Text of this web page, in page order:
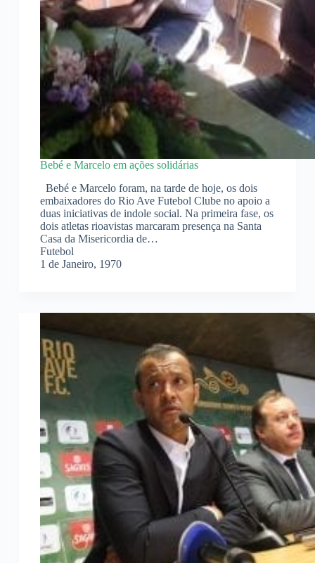
Bebé e Marcelo em ações solidárias
Bebé e Marcelo foram, na tarde de hoje, os dois
embaixadores do Rio Ave Futebol Clube no apoio a
duas iniciativas de indole social. Na primeira fase, os
dois atletas rioavistas marcaram presença na Santa
Casa da Misericordia de…
Futebol
1 de Janeiro, 1970